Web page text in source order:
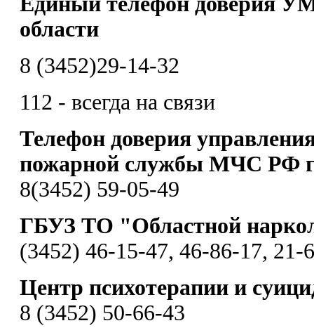
области
8 (3452)29-14-32
112 - всегда на связи
Телефон доверия
пожарной службы МЧС РФ
8(3452) 59-05-49
ГБУЗ ТО "Областной
(3452) 46-15-47, 46-86-17, 21-
Центр психотерапии и
8 (3452) 50-66-43